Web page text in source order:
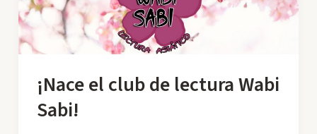
¡Nace el club de lectura Wabi
Sabi!